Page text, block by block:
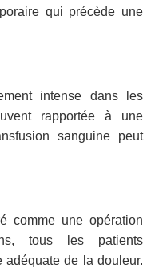
qui précède une
intense dans les
rapportée à une
sanguine peut
comme une opération
tous les patients
adéquate de la douleur.